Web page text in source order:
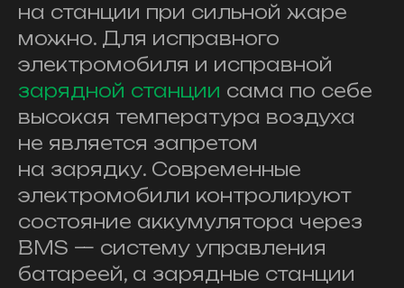
на станции при сильной жаре
можно. Для исправного
электромобиля и исправной
зарядной станции сама по себе
высокая температура воздуха
не является запретом
на зарядку. Современные
электромобили контролируют
состояние аккумулятора через
BMS — систему управления
батареей, а зарядные станции